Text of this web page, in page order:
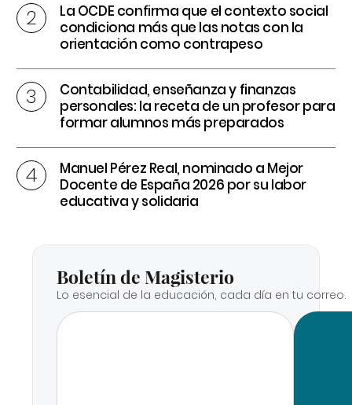
La OCDE confirma que el contexto social
condiciona más que las notas con la
orientación como contrapeso
Contabilidad, enseñanza y finanzas
personales: la receta de un profesor para
formar alumnos más preparados
Manuel Pérez Real, nominado a Mejor
Docente de España 2026 por su labor
educativa y solidaria
Boletín de Magisterio
Lo esencial de la educación, cada día en tu correo.